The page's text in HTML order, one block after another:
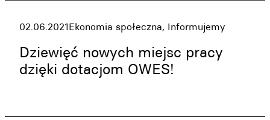
Wspieraj nas
Oferta
02.06.2021Ekonomia społeczna, Informujemy
Dziewięć nowych miejsc pracy
dzięki dotacjom OWES!